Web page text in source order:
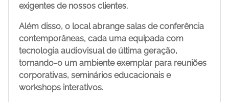
exigentes de nossos clientes.
Além disso, o local abrange salas de conferência
contemporâneas, cada uma equipada com
tecnologia audiovisual de última geração,
tornando-o um ambiente exemplar para reuniões
corporativas, seminários educacionais e
workshops interativos.